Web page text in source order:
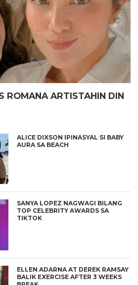
ROMANA ARTISTAHIN DIN
ALICE DIXSON IPINASYAL SI BABY
AURA SA BEACH
SANYA LOPEZ NAGWAGI BILANG
TOP CELEBRITY AWARDS SA
TIKTOK
ELLEN ADARNA AT DEREK RAMSAY
BALIK EXERCISE AFTER 3 WEEKS